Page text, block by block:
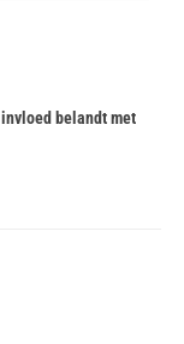
belandt met